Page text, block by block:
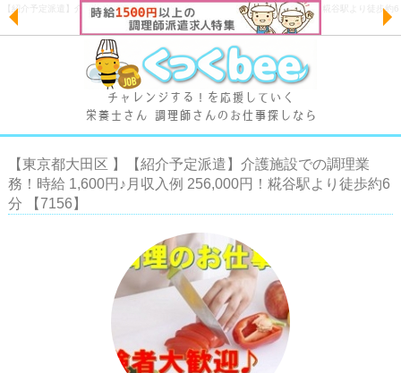
【紹介予定派遣】介護施設での調理業務！時給 1,600円♪月収入例 256,000円！糀谷駅より徒歩約6
分 |【くっくビー】
チャレンジする！を応援していく
栄養士さん 調理師さんのお仕事探しなら
【東京都大田区 】【紹介予定派遣】介護施設での調理業
務！時給 1,600円♪月収入例 256,000円！糀谷駅より徒歩約6
分 【7156】